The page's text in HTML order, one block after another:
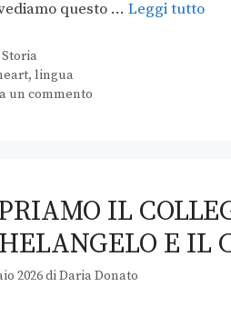
questo … Leggi tutto
Storia
, lingua
un commento
IL
E IL
2026diDaria Donato